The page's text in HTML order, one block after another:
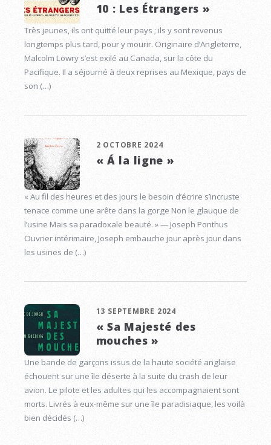
10 : Les Étrangers »
Très jeunes, ils ont quitté leur pays ; ils y sont revenus
longtemps plus tard, pour y mourir. Originaire d’Angleterre,
Malcolm Lowry s’est exilé au Canada, sur la côte du
Pacifique. Il a séjourné à deux reprises au Mexique, pays de
son (…)
2 OCTOBRE 2024
« Á la ligne »
« Au fil des heures et des jours le besoin d’écrire s’incruste
tenace comme une arête dans la gorge Non le glauque de
l’usine Mais sa paradoxale beauté. » — Joseph Ponthus
Ouvrier intérimaire, Joseph embauche jour après jour dans
les usines de (…)
13 SEPTEMBRE 2024
« Sa Majesté des
mouches »
Une bande de garçons issus de la haute société anglaise
échouent sur une île déserte à la suite du crash de leur
avion. Le pilote et les adultes qui les accompagnaient sont
morts. Livrés à eux-même sur une île paradisiaque, les voilà
bien décidés (…)